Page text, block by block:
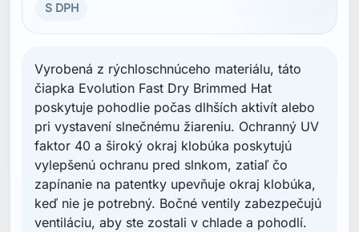
S DPH
Vyrobená z rýchloschnúceho materiálu, táto
čiapka Evolution Fast Dry Brimmed Hat
poskytuje pohodlie počas dlhších aktivít alebo
pri vystavení slnečnému žiareniu. Ochranný UV
faktor 40 a široký okraj klobúka poskytujú
vylepšenú ochranu pred slnkom, zatiaľ čo
zapínanie na patentky upevňuje okraj klobúka,
keď nie je potrebný. Bočné ventily zabezpečujú
ventiláciu, aby ste zostali v chlade a pohodlí.